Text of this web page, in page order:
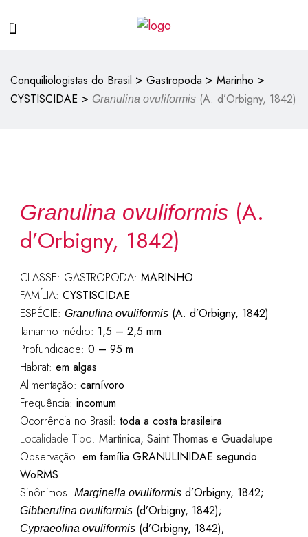
Conquiliologistas do Brasil > Gastropoda > Marinho >
CYSTISCIDAE > Granulina ovuliformis (A. d’Orbigny, 1842)
Granulina ovuliformis(A.
d’Orbigny, 1842)
CLASSE: GASTROPODA: MARINHO
FAMÍLIA: CYSTISCIDAE
ESPÉCIE: Granulina ovuliformis(A. d’Orbigny, 1842)
Tamanho médio: 1,5 – 2,5 mm
Profundidade: 0 – 95 m
Habitat: em algas
Alimentação: carnívoro
Frequência: incomum
Ocorrência no Brasil: toda a costa brasileira
Localidade Tipo: Martinica, Saint Thomas e Guadalupe
Observação: em família GRANULINIDAE segundo
WoRMS
Sinônimos: Marginella ovuliformisd’Orbigny, 1842;
Gibberulina ovuliformis(d’Orbigny, 1842);
Cypraeolina ovuliformis(d’Orbigny, 1842);